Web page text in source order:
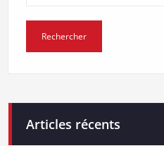
Articles récents